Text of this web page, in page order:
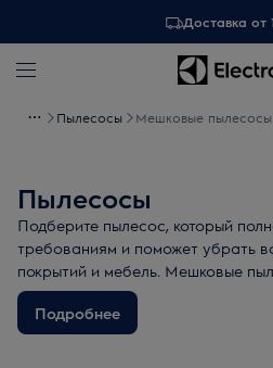
Доставка от
Пылесосы Мешковые пылесосы
Пылесосы
Подберите пылесос, который
требованиям и поможет убрать
покрытий и мебель. Мешковые
экономичным мотором,
сменными насадками
сбора пыли и высокую
Подробнее